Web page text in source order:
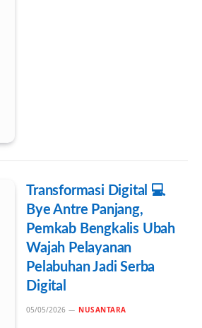
Transformasi Digital 💻
Bye Antre Panjang,
Pemkab Bengkalis Ubah
Wajah Pelayanan
Pelabuhan Jadi Serba
Digital
05/05/2026 NUSANTARA